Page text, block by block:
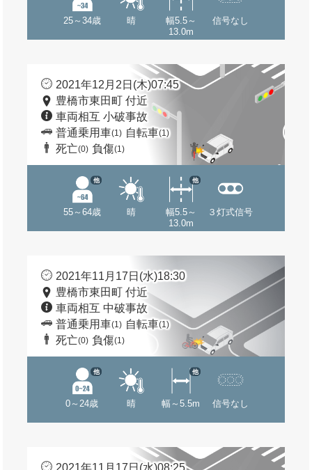
25～34歳 晴
幅5.5～
13.0m
信号なし
2021年12月2日(木)07:45
豊橋市東田町 付近
車両相互 小破事故
普通乗用車(1) 自転車(1)
死亡(0) 負傷(1)
55～64歳
他
晴
幅5.5～
13.0m
他
３灯式信号
2021年11月17日(水)18:30
豊橋市東田町 付近
車両相互 中破事故
普通乗用車(1) 自転車(1)
死亡(0) 負傷(1)
0～24歳
他
晴 幅～5.5m
他
信号なし
2021年11月17日(水)08:25